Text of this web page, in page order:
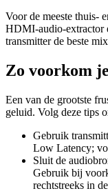
Voor de meeste thuis-
HDMI-audio-extractor
transmitter de beste
Zo voorkom
Een van de grootste
geluid. Volg deze tips
Gebruik
Low Latency;
Sluit de
Gebruik bij
rechtstreeks in